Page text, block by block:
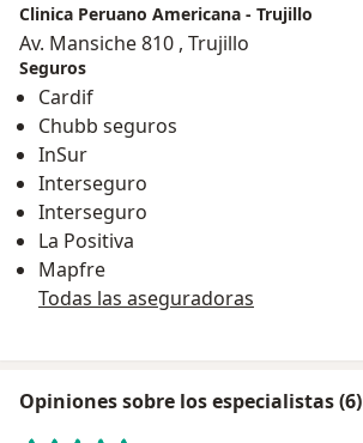
Clinica Peruano Americana - Trujillo
Av. Mansiche 810 , Trujillo
Seguros
Cardif
Chubb seguros
InSur
Interseguro
Interseguro
La Positiva
Mapfre
Todas las aseguradoras
Opiniones sobre los especialistas (6)